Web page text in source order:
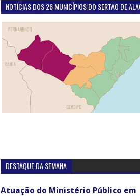
NOTÍCIAS DOS 26 MUNICÍPIOS DO SERTÃO DE
DESTAQUE DA SEMANA
Atuação do Ministério Público em